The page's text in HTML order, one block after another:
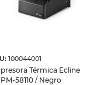
100044001
Térmica Ecline
58110 / Negro